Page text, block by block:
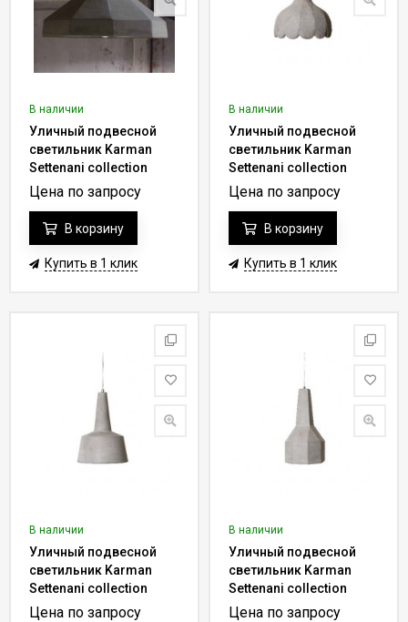
В наличии
Уличный подвесной
светильник Karman
Settenani collection
SE687N7-EXT
Цена по запросу
В корзину
Купить в 1 клик
В наличии
Уличный подвесной
светильник Karman
Settenani collection
SE686N6-EXT
Цена по запросу
В корзину
Купить в 1 клик
В наличии
Уличный подвесной
светильник Karman
Settenani collection
SE681N1-EXT
Цена по запросу
В наличии
Уличный подвесной
светильник Karman
Settenani collection
SE683N3-EXT
Цена по запросу